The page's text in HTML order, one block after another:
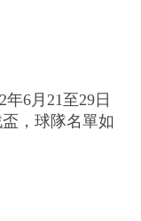
年6月21至29 日
，球隊名單如